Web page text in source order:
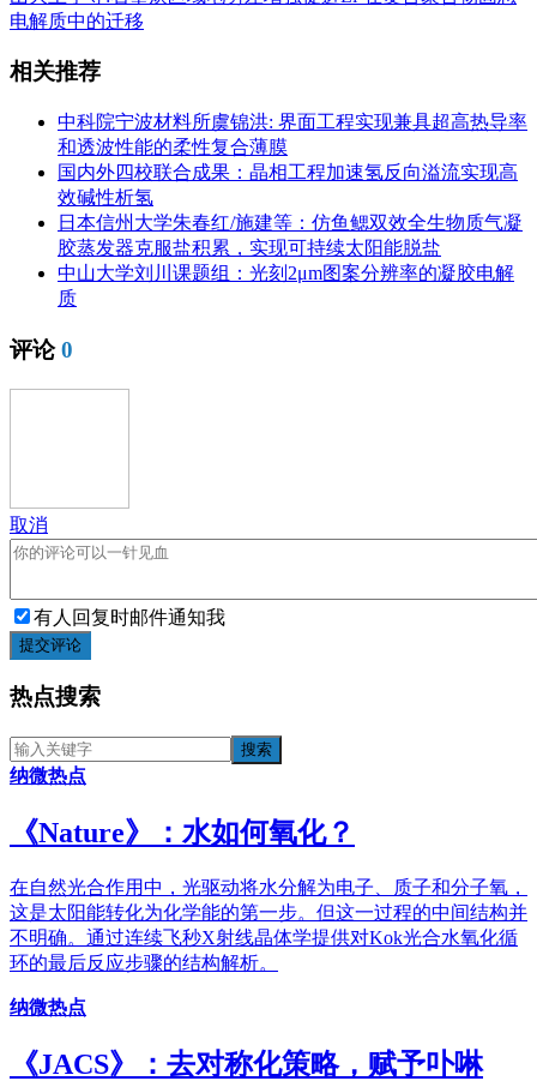
电解质中的迁移
相关推荐
中科院宁波材料所虞锦洪: 界面工程实现兼具超高热导率
和透波性能的柔性复合薄膜
国内外四校联合成果：晶相工程加速氢反向溢流实现高
效碱性析氢
日本信州大学朱春红/施建等：仿鱼鳃双效全生物质气凝
胶蒸发器克服盐积累，实现可持续太阳能脱盐
中山大学刘川课题组：光刻2μm图案分辨率的凝胶电解
质
评论0
取消
有人回复时邮件通知我
提交评论
热点搜索
纳微热点
《​Nature》：水如何氧化？
在自然光合作用中，光驱动将水分解为电子、质子和分子氧，
这是太阳能转化为化学能的第一步。但这一过程的中间结构并
不明确。通过连续飞秒X射线晶体学提供对Kok光合水氧化循
环的最后反应步骤的结构解析。
纳微热点
《JACS》：去对称化策略，赋予卟啉